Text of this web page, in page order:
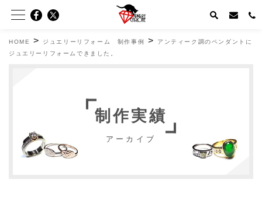
HOME > ジュエリーリフォーム 制作事例 >
アンティーク調のペンダントに
ジュエリーリフォームできました。
制作実績
アーカイブ